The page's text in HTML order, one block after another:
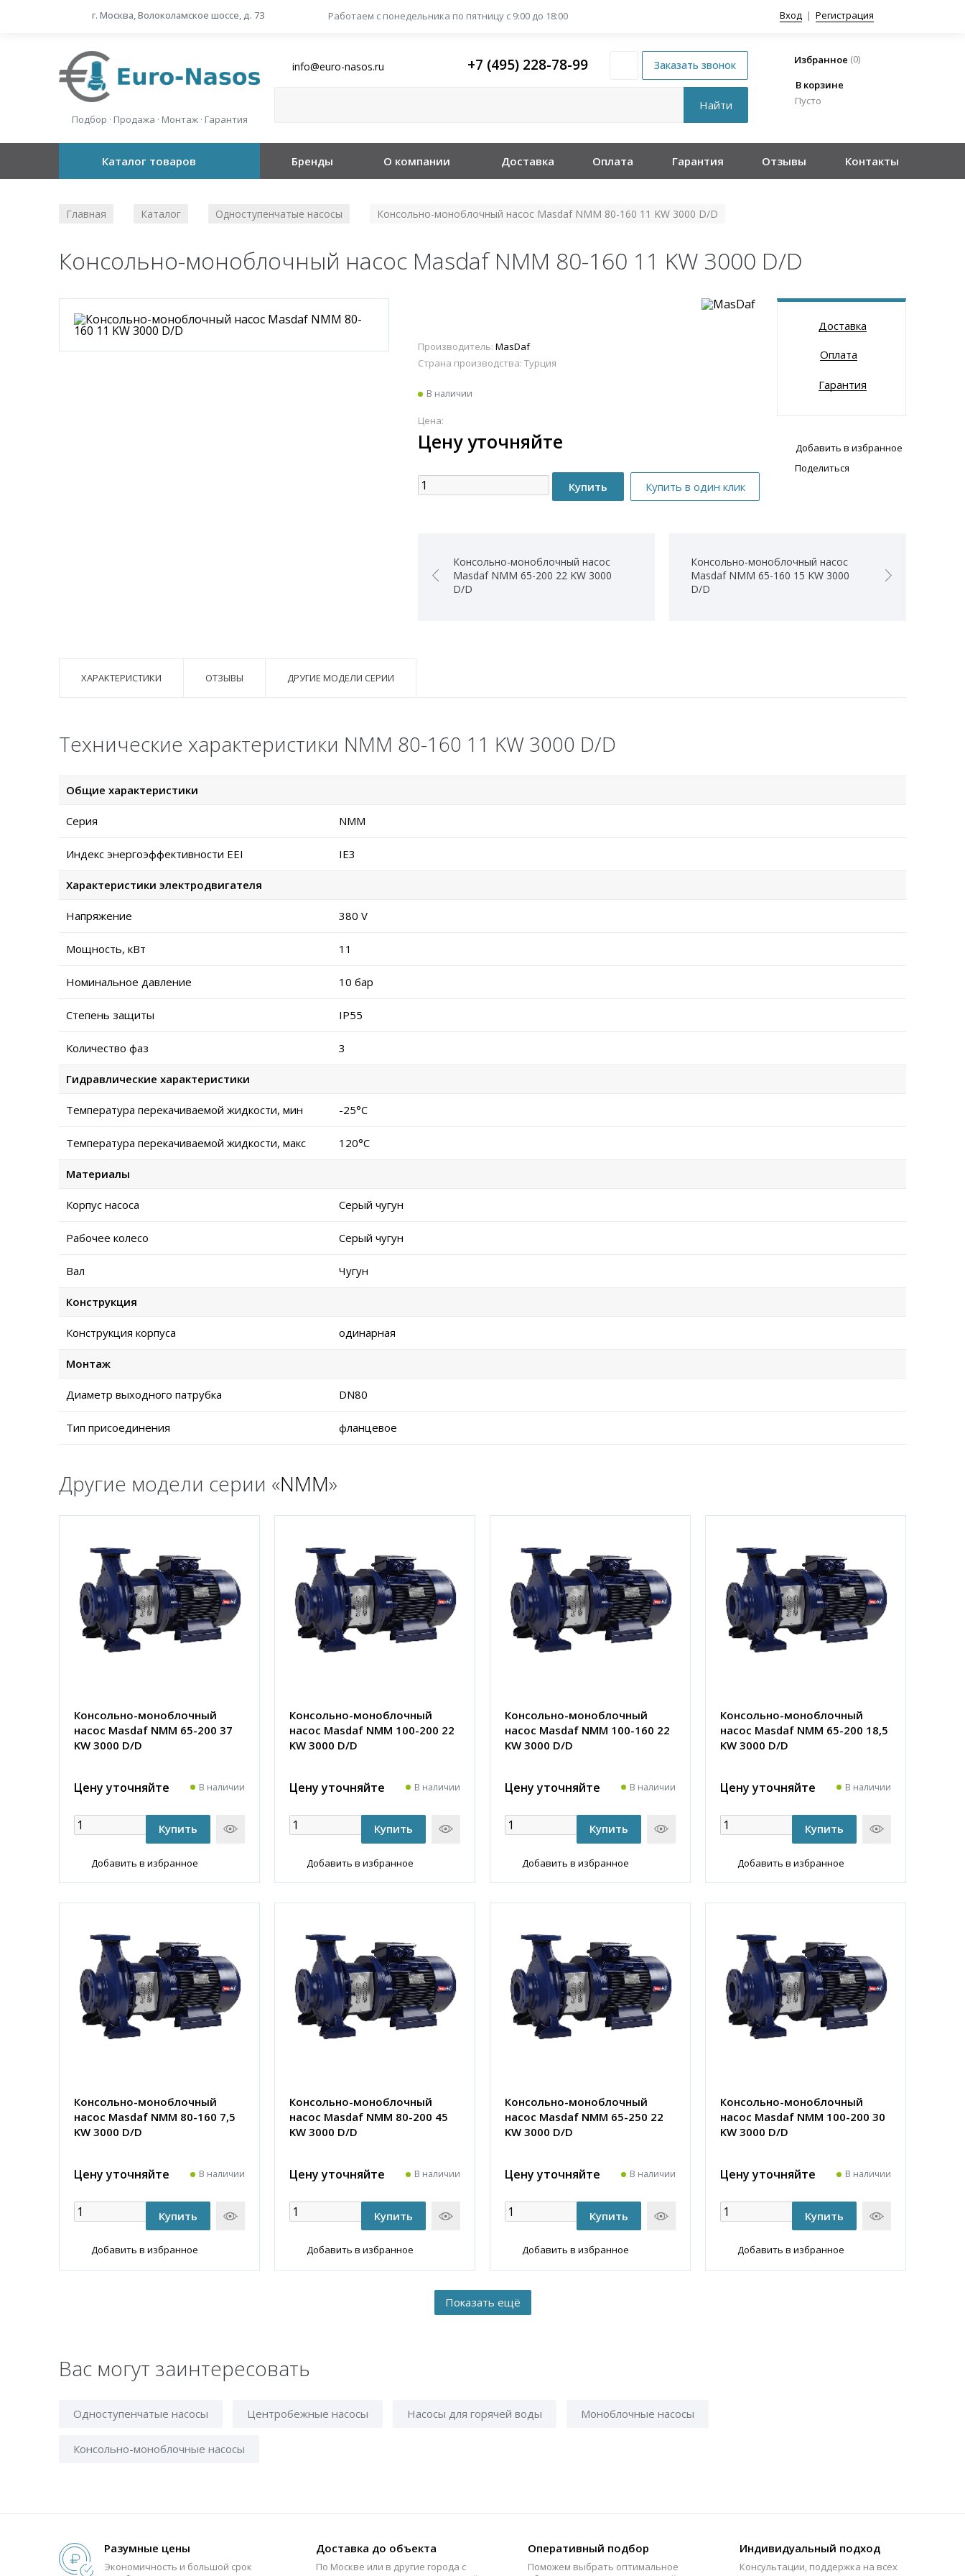
г. Москва, Волоколамское шоссе, д. 73 Работаем с понедельника по пятницу с 9:00 до 18:00 Вход | Регистрация
Подбор · Продажа · Монтаж · Гарантия
info@euro-nasos.ru +7 (495) 228-78-99 Избранное (0)
В корзине
Пусто
Каталог товаров Бренды О компании Доставка Оплата Гарантия Отзывы Контакты
Главная Каталог Одноступенчатые насосы Консольно-моноблочный насос Masdaf NMM 80-160 11 KW 3000 D/D
Консольно-моноблочный насос Masdaf NMM 80-160 11 KW 3000 D/D
Производитель: MasDaf
Страна производства: Турция
В наличии
Цена:
Цену уточняйте
Доставка
Оплата
Гарантия
Добавить в избранное
Поделиться
Консольно-моноблочный насос
Masdaf NMM 65-200 22 KW 3000
D/D
Консольно-моноблочный насос
Masdaf NMM 65-160 15 KW 3000
D/D
ХАРАКТЕРИСТИКИ ОТЗЫВЫ ДРУГИЕ МОДЕЛИ СЕРИИ
Технические характеристики NMM 80-160 11 KW 3000 D/D
Общие характеристики
Серия NMM
Индекс энергоэффективности EEI IE3
Характеристики электродвигателя
Напряжение 380 V
Мощность, кВт 11
Номинальное давление 10 бар
Степень защиты IP55
Количество фаз 3
Гидравлические характеристики
Температура перекачиваемой жидкости, мин -25°C
Температура перекачиваемой жидкости, макс 120°C
Материалы
Корпус насоса Серый чугун
Рабочее колесо Серый чугун
Вал Чугун
Конструкция
Конструкция корпуса одинарная
Монтаж
Диаметр выходного патрубка DN80
Тип присоединения фланцевое
Другие модели серии «NMM»
Консольно-моноблочный
насос Masdaf NMM 65-200 37
KW 3000 D/D
Цену уточняйте В наличии
Добавить в избранное
Консольно-моноблочный
насос Masdaf NMM 100-200 22
KW 3000 D/D
Цену уточняйте В наличии
Добавить в избранное
Консольно-моноблочный
насос Masdaf NMM 100-160 22
KW 3000 D/D
Цену уточняйте В наличии
Добавить в избранное
Консольно-моноблочный
насос Masdaf NMM 65-200 18,5
KW 3000 D/D
Цену уточняйте В наличии
Добавить в избранное
Консольно-моноблочный
насос Masdaf NMM 80-160 7,5
KW 3000 D/D
Цену уточняйте В наличии
Добавить в избранное
Консольно-моноблочный
насос Masdaf NMM 80-200 45
KW 3000 D/D
Цену уточняйте В наличии
Добавить в избранное
Консольно-моноблочный
насос Masdaf NMM 65-250 22
KW 3000 D/D
Цену уточняйте В наличии
Добавить в избранное
Консольно-моноблочный
насос Masdaf NMM 100-200 30
KW 3000 D/D
Цену уточняйте В наличии
Добавить в избранное
Вас могут заинтересовать
Одноступенчатые насосы Центробежные насосы Насосы для горячей воды Моноблочные насосы
Консольно-моноблочные насосы
Разумные цены
Экономичность и большой срок
Доставка до объекта
По Москве или в другие города с
Оперативный подбор
Поможем выбрать оптимальное
Индивидуальный подход
Консультации, поддержка на всех